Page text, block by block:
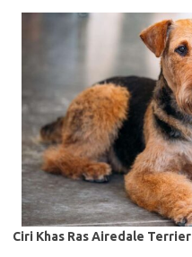
Ciri Khas Ras Airedale Terrier